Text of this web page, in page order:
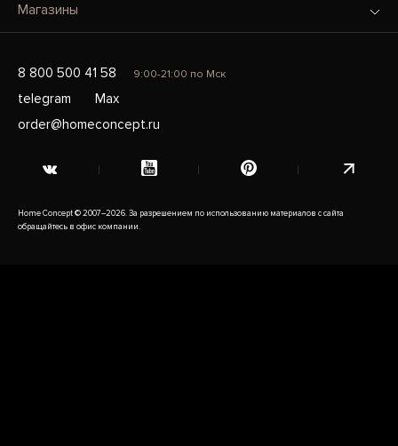
Магазины
8 800 500 41 58 9:00-21:00 по Мск
telegram
Max
order@homeconcept.ru
Home Concept © 2007–2026. За разрешением по использованию материалов с сайта
обращайтесь в офис компании.